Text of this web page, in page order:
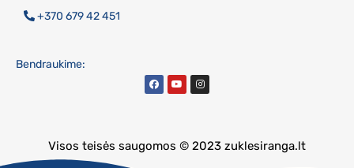
+370 679 42 451
Bendraukime:
Visos teisės saugomos © 2023 zuklesiranga.lt